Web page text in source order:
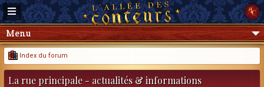
Menu
Index du forum
La rue principale - actualités & informations